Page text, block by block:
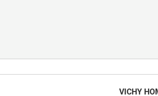
VICHY